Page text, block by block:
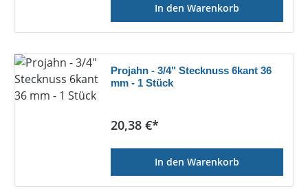
In den Warenkorb
Projahn - 3/4" Stecknuss 6kant 36
mm - 1 Stück
Regulärer Preis:
20,38 €*
In den Warenkorb